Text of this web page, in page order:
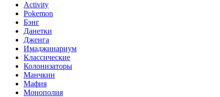
Activity
Pokemon
Бэнг
Данетки
Дженга
Имаджинариум
Классические
Колонизаторы
Манчкин
Мафия
Монополия